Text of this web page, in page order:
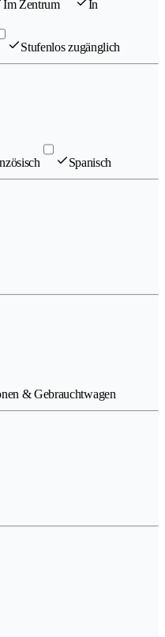
Im Zentrum In
Stufenlos zugänglich
Spanisch
& Gebrauchtwagen